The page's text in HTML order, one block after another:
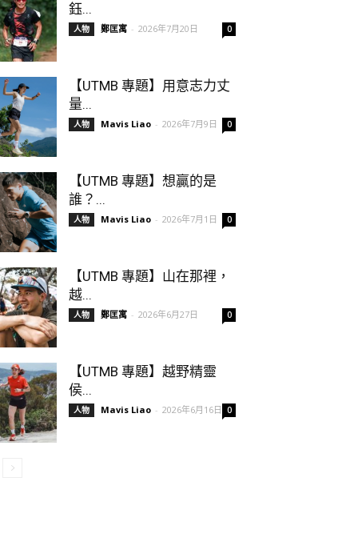
鈺...
人物 鄭匡寓 - 2026年7月20日 0
【UTMB 專題】用意志力丈
量...
人物 Mavis Liao - 2026年7月9日 0
【UTMB 專題】想贏的是
誰？...
人物 Mavis Liao - 2026年7月1日 0
【UTMB 專題】山在那裡，
越...
人物 鄭匡寓 - 2026年6月27日 0
【UTMB 專題】越野精靈
侯...
人物 Mavis Liao - 2026年6月16日 0